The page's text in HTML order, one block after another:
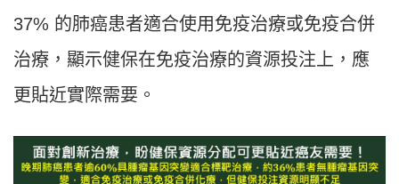
37% 的肺癌患者適合使用免疫治療或免疫合併
治療，顯示健保在免疫治療的資源投注上，應
更貼近實際需要。